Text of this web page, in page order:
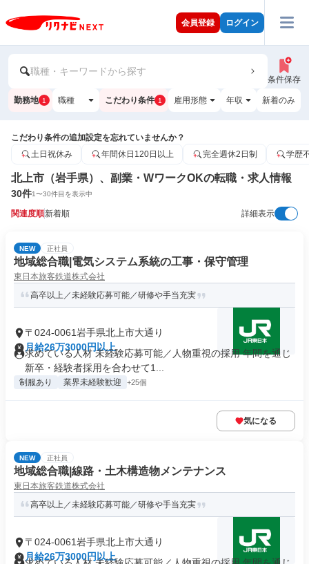
会員登録 ログイン
職種・キーワードから探す
条件保存
勤務地 1 職種 こだわり条件 1 雇用形態 年収 新着のみ
こだわり条件の追加設定を忘れていませんか？
土日祝休み
年間休日120日以上 完全週休2日制 学歴
北上市（岩手県）、副業・WワークOKの転職・求人情報
30件1〜30件目を表示中
関連度順新着順 詳細表示
NEW 正社員
地域総合職|電気システム系統の工事・保守管理
東日本旅客鉄道株式会社
高卒以上／未経験応募可能／研修や手当充実
〒024-0061岩手県北上市大通り
月給26万3000円以上
求めている人材 未経験応募可能／人物重視の採用 年間を通じ
新卒・経験者採用を合わせて1...
制服あり 業界未経験歓迎 +25個
気になる
NEW 正社員
地域総合職|線路・土木構造物メンテナンス
東日本旅客鉄道株式会社
高卒以上／未経験応募可能／研修や手当充実
〒024-0061岩手県北上市大通り
月給26万3000円以上